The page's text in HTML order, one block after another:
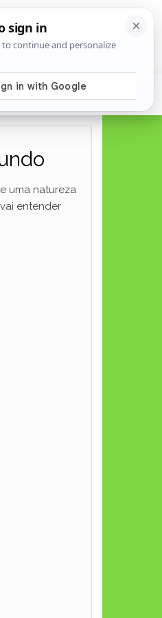
uma natureza
entender